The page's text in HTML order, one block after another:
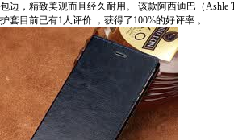
包边，精致美观而且经久耐用。
该款阿西迪巴（Ashle
护套目前已有1人评价 ，获得了100%的好评率 。